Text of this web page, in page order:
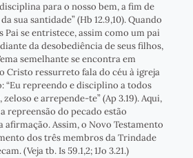
para o nosso bem, a fim de
sua santidade” (Hb 12.9,10). Quando
Pai se entristece, assim como um pai
da desobediência de seus filhos,
semelhante se encontra em
Cristo ressurreto fala do céu à igreja
“Eu repreendo e disciplino a todos
zeloso e arrepende-te” (Ap 3.19). Aqui,
repreensão do pecado estão
afirmação. Assim, o Novo Testamento
dos três membros da Trindade
(Veja tb. Is 59.1,2; 1Jo 3.21.)